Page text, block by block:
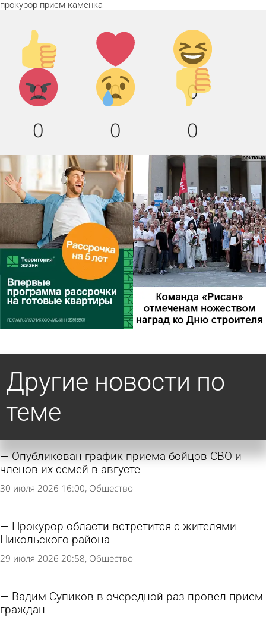
прокурор прием каменка
Палец
вверх!
0
Лайк!
0
Дикий
смех!
0
Агрессия!
0
Грусть
:(
0
Палец
вниз!
0
Другие новости по
теме
Опубликован график приема бойцов СВО и
членов их семей в августе
30 июля 2026 16:00 Общество
Прокурор области встретится с жителями
Никольского района
29 июля 2026 20:58 Общество
Вадим Супиков в очередной раз провел прием
граждан